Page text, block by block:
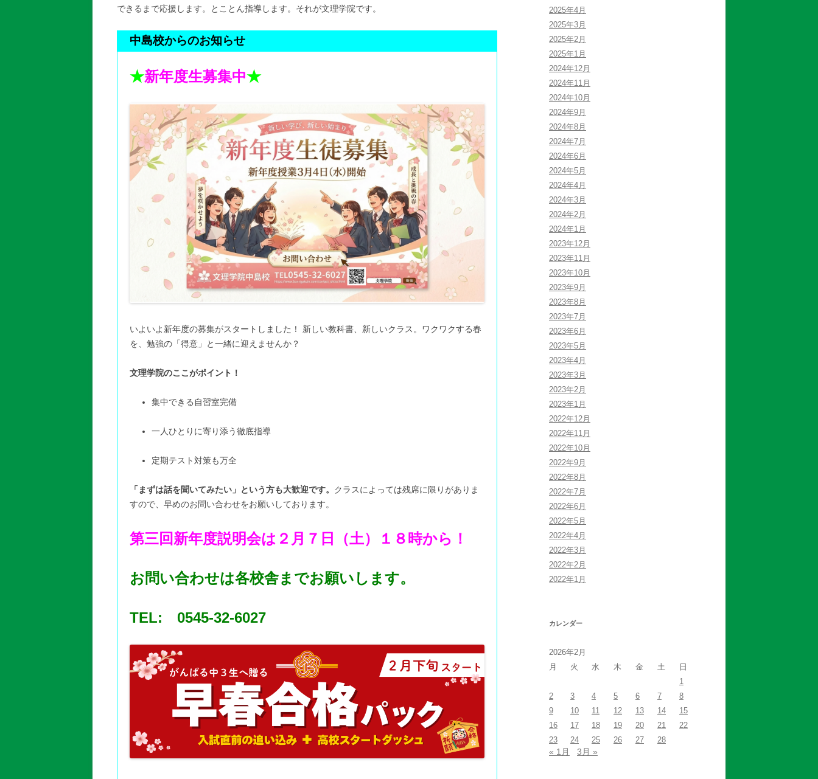
できるまで応援します。とことん指導します。それが文理学院です。
中島校からのお知らせ
★新年度生募集中★
いよいよ新年度の募集がスタートしました！ 新しい教科書、新しいクラス。ワクワクする春
を、勉強の「得意」と一緒に迎えませんか？
文理学院のここがポイント！
集中できる自習室完備
一人ひとりに寄り添う徹底指導
定期テスト対策も万全
「まずは話を聞いてみたい」という方も大歓迎です。 クラスによっては残席に限りがありま
すので、早めのお問い合わせをお願いしております。
第三回新年度説明会は２月７日（土）１８時から！
お問い合わせは各校舎までお願いします。
TEL: 0545-32-6027
2025年4月
2025年3月
2025年2月
2025年1月
2024年12月
2024年11月
2024年10月
2024年9月
2024年8月
2024年7月
2024年6月
2024年5月
2024年4月
2024年3月
2024年2月
2024年1月
2023年12月
2023年11月
2023年10月
2023年9月
2023年8月
2023年7月
2023年6月
2023年5月
2023年4月
2023年3月
2023年2月
2023年1月
2022年12月
2022年11月
2022年10月
2022年9月
2022年8月
2022年7月
2022年6月
2022年5月
2022年4月
2022年3月
2022年2月
2022年1月
カレンダー
2026年2月
月
火 水 木 金 土
日
1
2
3 4 5 6 7
8
9
10 11 12 13 14
15
16
17 18 19 20 21
22
23
24 25 26 27 28
« 1月 3月 »